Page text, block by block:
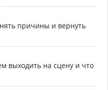
причины и вернуть
выходить на сцену и что